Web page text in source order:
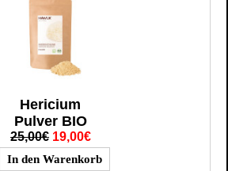
Hericium
Pulver BIO
25,00€ 19,00€